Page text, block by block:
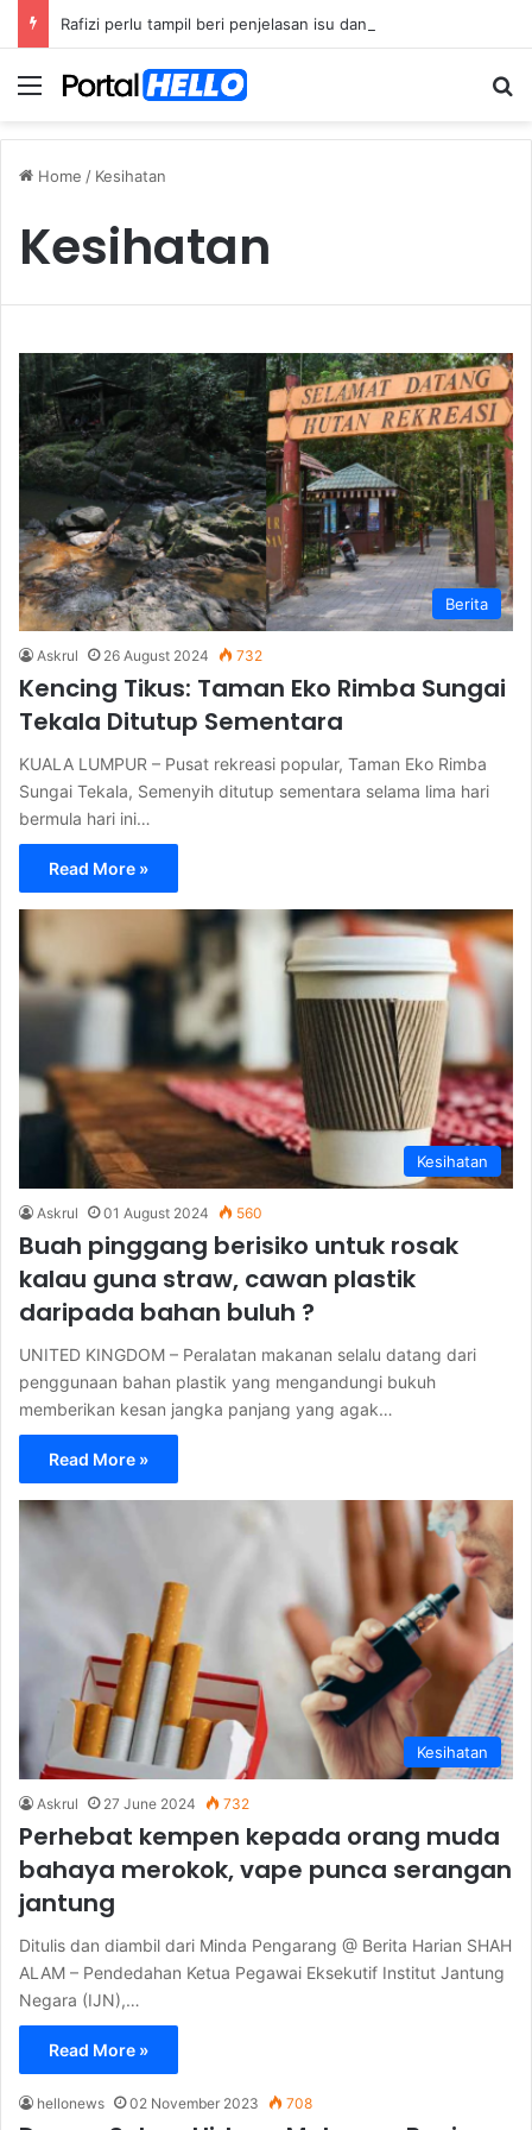
Menu
Home / Kesihatan
Kesihatan
Berita
Askrul 26 August 2024 732
Kencing Tikus: Taman Eko Rimba Sungai
Tekala Ditutup Sementara
KUALA LUMPUR – Pusat rekreasi popular, Taman Eko Rimba
Sungai Tekala, Semenyih ditutup sementara selama lima hari
bermula hari ini…
Read More »
Kesihatan
Askrul 01 August 2024 560
Buah pinggang berisiko untuk rosak
kalau guna straw, cawan plastik
daripada bahan buluh ?
UNITED KINGDOM – Peralatan makanan selalu datang dari
penggunaan bahan plastik yang mengandungi bukuh
memberikan kesan jangka panjang yang agak…
Read More »
Kesihatan
Askrul 27 June 2024 732
Perhebat kempen kepada orang muda
bahaya merokok, vape punca serangan
jantung
Ditulis dan diambil dari Minda Pengarang @ Berita Harian SHAH
ALAM – Pendedahan Ketua Pegawai Eksekutif Institut Jantung
Negara (IJN),…
Read More »
hellonews 02 November 2023 708